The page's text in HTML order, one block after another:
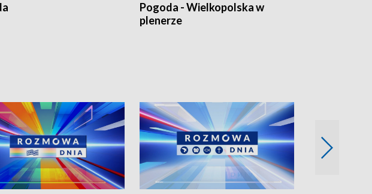
Pogoda - Wielkopolska w
plenerze